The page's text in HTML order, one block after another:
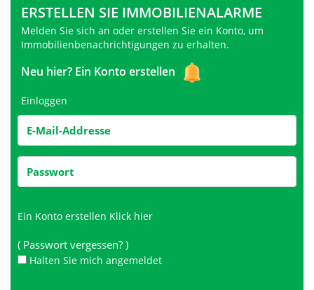
ERSTELLEN SIE IMMOBILIENALARME
Melden Sie sich an oder erstellen Sie ein Konto, um
Immobilienbenachrichtigungen zu erhalten.
Neu hier? Ein Konto erstellen
Einloggen
Ein Konto erstellen Klick hier
( Passwort vergessen? )
Halten Sie mich angemeldet